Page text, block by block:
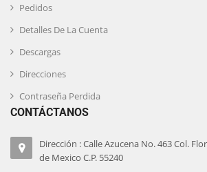
Pedidos
Detalles De La Cuenta
Descargas
Direcciones
Contraseña Perdida
CONTÁCTANOS
Dirección : Calle Azucena No. 463 Col.
de Mexico C.P. 55240